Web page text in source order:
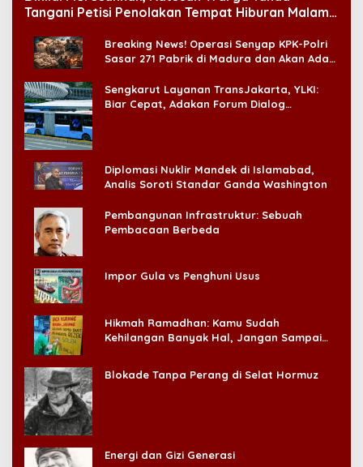
Tangani Petisi Penolakan Tempat Hiburan Malam
Breaking News! Operasi Senyap KPK-Polri
Sasar 271 Pabrik di Madura dan Akan Ada
Sengkarut Layanan TransJakarta, YLKI:
Biar Cepat, Adakan Forum Dialog
Diplomasi Nuklir Mandek di Islamabad,
Analis Soroti Standar Ganda Washington
Pembangunan Infrastruktur: Sebuah
Pembacaan Berbeda
Impor Gula vs Penghuni Usus
Hikmah Ramadhan: Kamu Sudah
Kehilangan Banyak Hal, Jangan Sampai
Blokade Tanpa Perang di Selat Hormuz
Energi dan Gizi Generasi